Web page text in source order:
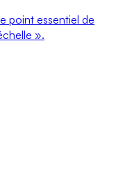
point essentiel de
».